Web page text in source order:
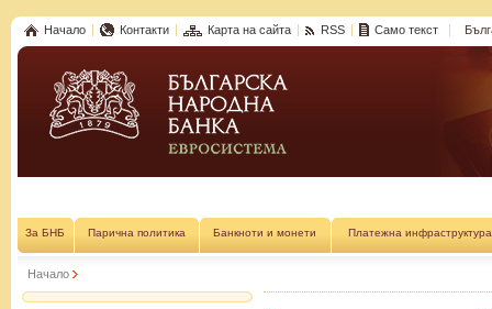
Начало Контакти Карта на сайта RSS Само текст
За БНБ Парична политика Банкноти и монети Платежна инфраструктура
Начало